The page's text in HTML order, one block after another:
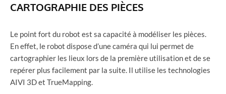
CARTOGRAPHIE DES PIÈCES
Le point fort du robot est sa capacité à modéliser les pièces.
En effet, le robot dispose d’une caméra qui lui permet de
cartographier les lieux lors de la première utilisation et de se
repérer plus facilement par la suite. Il utilise les technologies
AIVI 3D et TrueMapping.